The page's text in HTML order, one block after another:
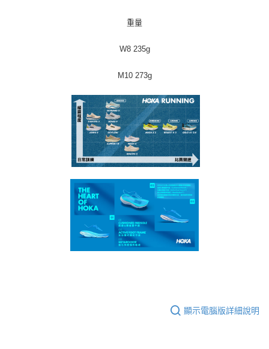
重量
W8 235g
M10 273g
顯示電腦版詳細說明